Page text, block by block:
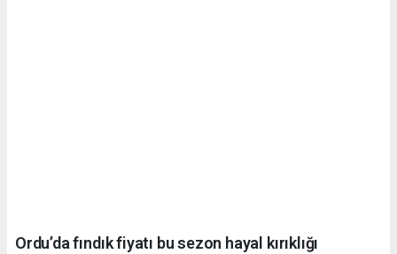
Ordu’da fındık fiyatı bu sezon hayal kırıklığı